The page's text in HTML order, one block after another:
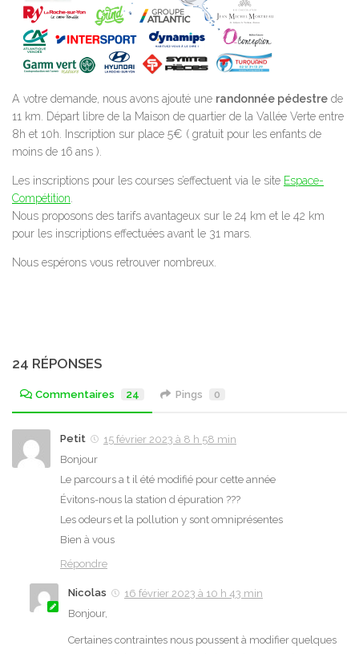
A votre demande, nous avons ajouté une randonnée pédestre de
11 km. Départ libre de la Maison de quartier de la Vallée Verte entre
8h et 10h. Inscription sur place 5€ ( gratuit pour les enfants de
moins de 16 ans ).
Les inscriptions pour les courses s’effectuent via le site Espace-
Compétition
Nous proposons des tarifs avantageux sur le 24 km et le 42 km
pour les inscriptions effectuées avant le 31 mars.
Nous espérons vous retrouver nombreux.
24 RÉPONSES
Commentaires 24 Pings 0
Petit
15 février 2023 à 8 h 58 min
Bonjour
Le parcours a t il été modifié pour cette année
Évitons-nous la station d épuration ???
Les odeurs et la pollution y sont omniprésentes
Bien à vous
Répondre
Nicolas
16 février 2023 à 10 h 43 min
Bonjour,
Certaines contraintes nous poussent à modifier quelques